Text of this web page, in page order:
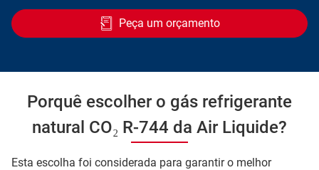
Peça um orçamento
Porquê escolher o gás refrigerante
natural CO₂ R-744 da Air Liquide?
Esta escolha foi considerada para garantir o melhor